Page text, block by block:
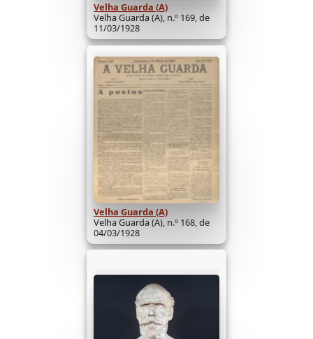
Velha Guarda (A)
Velha Guarda (A), n.º 169, de
11/03/1928
Velha Guarda (A)
Velha Guarda (A), n.º 168, de
04/03/1928